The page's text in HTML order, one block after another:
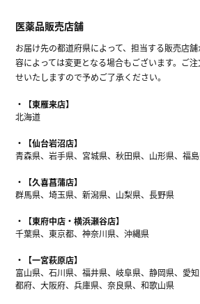
医薬品販売店舗
お届け先の都道府県によって、担当する販売店
容によっては変更となる場合もございます。ご
せいたしますので予めご了承ください。
【東雁来店】
北海道
【仙台岩沼店】
青森県、岩手県、宮城県、秋田県、山形県、福
【久喜菖蒲店】
群馬県、埼玉県、新潟県、山梨県、長野県
【東府中店・横浜瀬谷店】
千葉県、東京都、神奈川県、沖縄県
【一宮萩原店】
富山県、石川県、福井県、岐阜県、静岡県、愛
都府、大阪府、兵庫県、奈良県、和歌山県